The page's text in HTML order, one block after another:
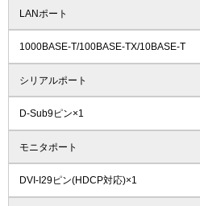
LANポート
1000BASE-T/100BASE-TX/10BASE-T
シリアルポート
D-Sub9ピン×1
モニタポート
DVI-I29ピン(HDCP対応)×1